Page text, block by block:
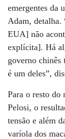
emergentes da
Adam, detalha.
EUA] não
explícita]. Há
governo chinês
é um deles”,
Para o resto do
Pelosi, o
tensão e além
varíola dos